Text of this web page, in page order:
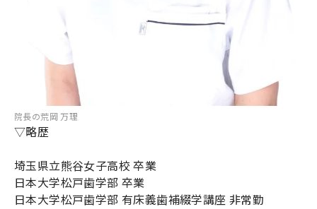
院長の荒岡 万理
▽略歴
埼玉県立熊谷女子高校 卒業
日本大学松戸歯学部 卒業
日本大学松戸歯学部 有床義歯補綴学講座 非常勤